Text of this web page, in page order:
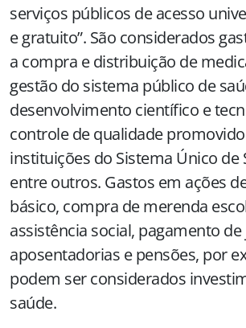
serviços públicos de acesso
e gratuito”. São considerados
a compra e distribuição de
gestão do sistema público de
desenvolvimento científico e
controle de qualidade
instituições do Sistema Único de
entre outros. Gastos em ações
básico, compra de merenda
assistência social, pagamento
aposentadorias e pensões, por
podem ser considerados
saúde.